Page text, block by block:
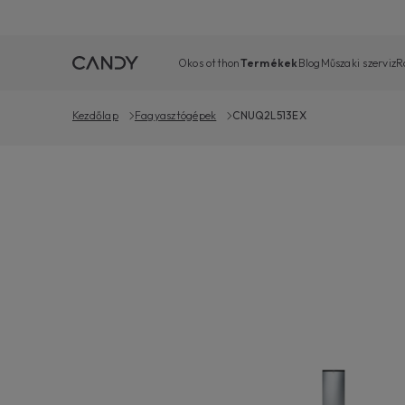
Okos otthonTermékek Blog Műszaki szerviz
Kezdőlap Fagyasztógépek CNUQ2L513EX